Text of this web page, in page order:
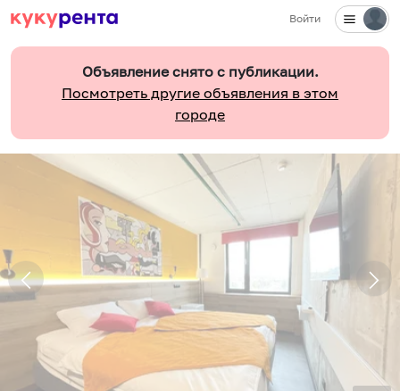
Войти
Объявление снято с публикации.
Посмотреть другие объявления в этом
городе